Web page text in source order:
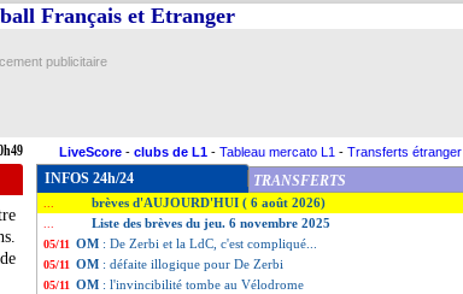
Français et Etranger
publicitaire
LiveScore - clubs de L1 - Tableau mercato L1 - Transferts étranger
INFOS 24h/24 TRANSFERTS
brèves d'AUJOURD'HUI ( 6 août 2026)
Liste des brèves du jeu. 6 novembre 2025
05/11 OM : De Zerbi et la LdC, c'est compliqué...
05/11 OM : défaite illogique pour De Zerbi
05/11 OM : l'invincibilité tombe au Vélodrome